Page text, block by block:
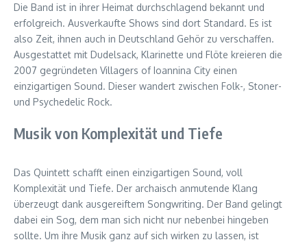
Die Band ist in ihrer Heimat durchschlagend bekannt und
erfolgreich. Ausverkaufte Shows sind dort Standard. Es ist
also Zeit, ihnen auch in Deutschland Gehör zu verschaffen.
Ausgestattet mit Dudelsack, Klarinette und Flöte kreieren die
2007 gegründeten Villagers of Ioannina City einen
einzigartigen Sound. Dieser wandert zwischen Folk-, Stoner-
und Psychedelic Rock.
Musik von Komplexität und Tiefe
Das Quintett schafft einen einzigartigen Sound, voll
Komplexität und Tiefe. Der archaisch anmutende Klang
überzeugt dank ausgereiftem Songwriting. Der Band gelingt
dabei ein Sog, dem man sich nicht nur nebenbei hingeben
sollte. Um ihre Musik ganz auf sich wirken zu lassen, ist